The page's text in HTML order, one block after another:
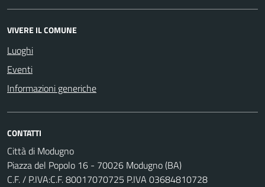
VIVERE IL COMUNE
Luoghi
Eventi
Informazioni generiche
CONTATTI
Città di Modugno
Piazza del Popolo 16 - 70026 Modugno (BA)
C.F. / P.IVA:C.F. 80017070725 P.IVA 03684810728